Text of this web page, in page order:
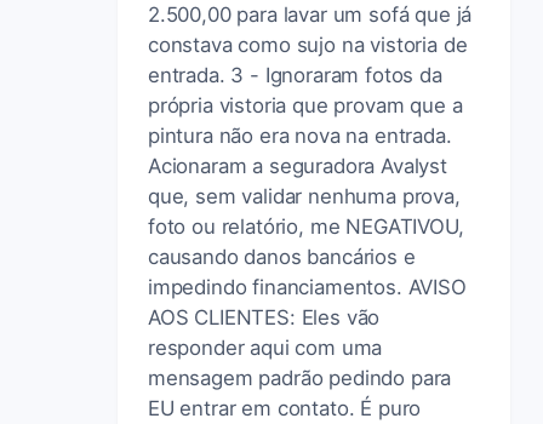
2.500,00 para lavar um sofá que já
constava como sujo na vistoria de
entrada. 3 - Ignoraram fotos da
própria vistoria que provam que a
pintura não era nova na entrada.
Acionaram a seguradora Avalyst
que, sem validar nenhuma prova,
foto ou relatório, me NEGATIVOU,
causando danos bancários e
impedindo financiamentos. AVISO
AOS CLIENTES: Eles vão
responder aqui com uma
mensagem padrão pedindo para
EU entrar em contato. É puro